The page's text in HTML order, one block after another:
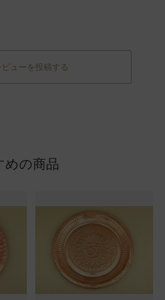
ビューを投稿する
めの商品